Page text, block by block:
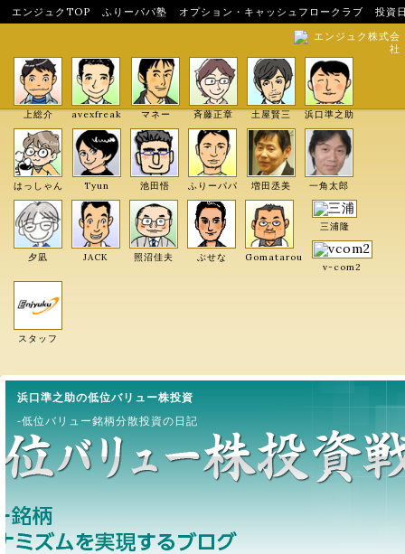
エンジュクTOP ふりーパパ塾 オプション・キャッシュフロークラブ
投資
エンジュク株式会
社
上総介 avexfreak マネー 斉藤正章 土屋賢三 浜口準之助
はっしゃん Tyun 池田悟 ふりーパパ 増田丞美 一角太郎
夕凪 JACK 照沼佳夫 ぶせな Gomatarou
三浦隆
v-com2
スタッフ
浜口準之助の低位バリュー株投資
-低位バリュー銘柄分散投資の日記